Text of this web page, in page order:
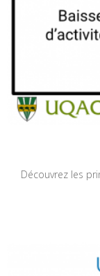
Découvrez les